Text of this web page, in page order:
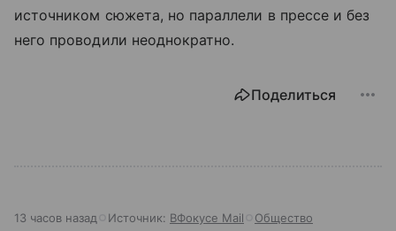
источником сюжета, но параллели в прессе и без
него проводили неоднократно.
Поделиться
13 часов назад Источник: ВФокусе Mail Общество